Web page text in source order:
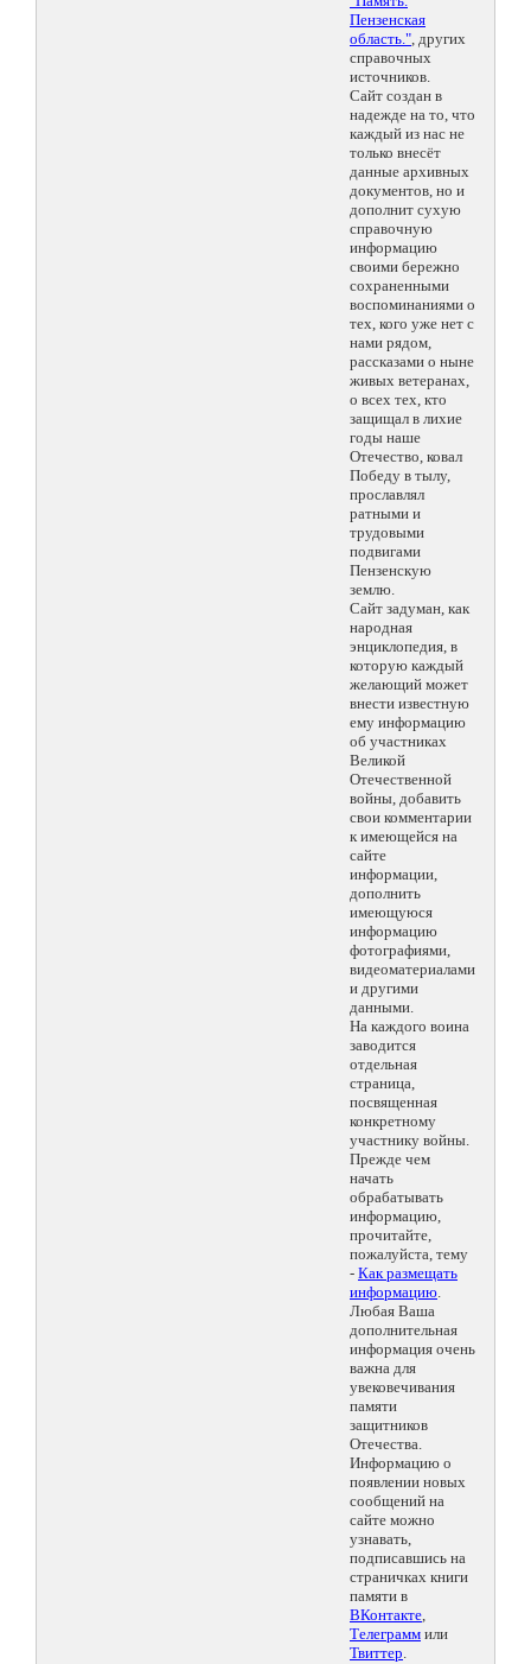
Пензенская
область.", других
справочных
источников.
Сайт создан в
надежде на то, что
каждый из нас не
только внесёт
данные архивных
документов, но и
дополнит сухую
справочную
информацию
своими бережно
сохраненными
воспоминаниями о
тех, кого уже нет с
нами рядом,
рассказами о ныне
живых ветеранах,
о всех тех, кто
защищал в лихие
годы наше
Отечество, ковал
Победу в тылу,
прославлял
ратными и
трудовыми
подвигами
Пензенскую
землю.
Сайт задуман, как
народная
энциклопедия, в
которую каждый
желающий может
внести известную
ему информацию
об участниках
Великой
Отечественной
войны, добавить
свои комментарии
к имеющейся на
сайте
информации,
дополнить
имеющуюся
информацию
фотографиями,
видеоматериалами
и другими
данными.
На каждого воина
заводится
отдельная
страница,
посвященная
конкретному
участнику войны.
Прежде чем
начать
обрабатывать
информацию,
прочитайте,
пожалуйста, тему
- Как размещать
информацию.
Любая Ваша
дополнительная
информация очень
важна для
увековечивания
памяти
защитников
Отечества.
Информацию о
появлении новых
сообщений на
сайте можно
узнавать,
подписавшись на
страничках книги
памяти в
ВКонтакте,
Телеграмм или
Твиттер.